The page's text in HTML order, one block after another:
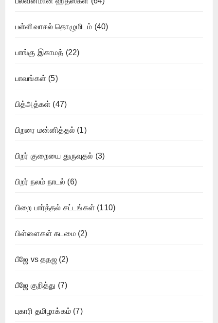
பள்ளிவாசல் தொழுமிடம் (40)
பாங்கு இகாமத் (22)
பாவங்கள் (5)
பித்அத்கள் (47)
பிறரை மன்னித்தல் (1)
பிறர் குறையை துருவுதல் (3)
பிறர் நலம் நாடல் (6)
பிறை பார்த்தல் சட்டங்கள் (110)
பிள்ளைகள் கடமை(2)
பீஜே vs ததஜ(2)
பீஜே குறித்து (7)
புகாரி தமிழாக்கம் (7)